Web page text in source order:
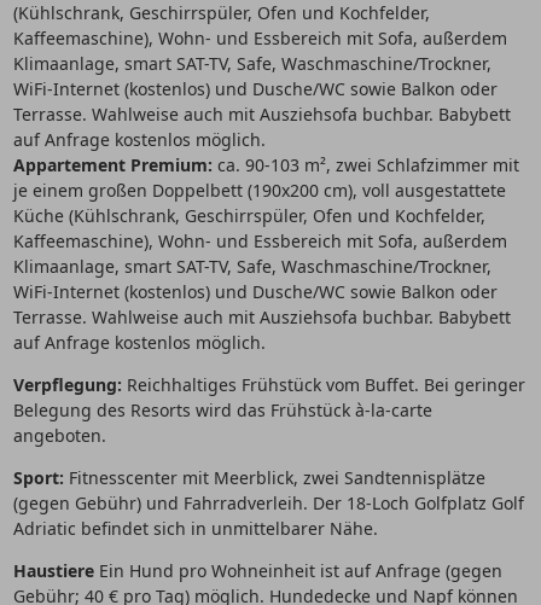
(Kühlschrank, Geschirrspüler, Ofen und Kochfelder,
Kaffeemaschine), Wohn- und Essbereich mit Sofa, außerdem
Klimaanlage, smart SAT-TV, Safe, Waschmaschine/Trockner,
WiFi-Internet (kostenlos) und Dusche/WC sowie Balkon oder
Terrasse. Wahlweise auch mit Ausziehsofa buchbar. Babybett
auf Anfrage kostenlos möglich.
Appartement Premium: ca. 90-103 m², zwei Schlafzimmer mit
je einem großen Doppelbett (190x200 cm), voll ausgestattete
Küche (Kühlschrank, Geschirrspüler, Ofen und Kochfelder,
Kaffeemaschine), Wohn- und Essbereich mit Sofa, außerdem
Klimaanlage, smart SAT-TV, Safe, Waschmaschine/Trockner,
WiFi-Internet (kostenlos) und Dusche/WC sowie Balkon oder
Terrasse. Wahlweise auch mit Ausziehsofa buchbar. Babybett
auf Anfrage kostenlos möglich.
Verpflegung: Reichhaltiges Frühstück vom Buffet. Bei geringer
Belegung des Resorts wird das Frühstück à-la-carte
angeboten.
Sport: Fitnesscenter mit Meerblick, zwei Sandtennisplätze
(gegen Gebühr) und Fahrradverleih. Der 18-Loch Golfplatz Golf
Adriatic befindet sich in unmittelbarer Nähe.
HaustiereEin Hund pro Wohneinheit ist auf Anfrage (gegen
Gebühr; 40 € pro Tag) möglich. Hundedecke und Napf können